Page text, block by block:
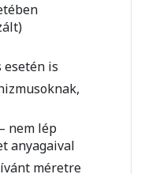
is
nem lép
anyagaival
méretre